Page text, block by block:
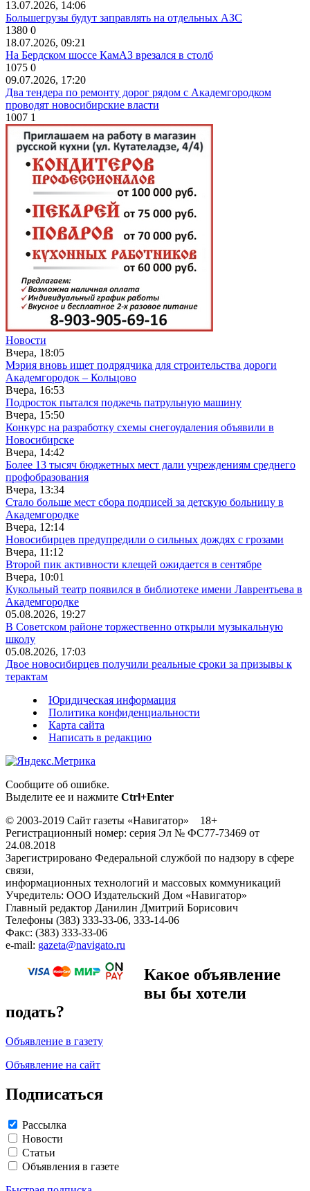
13.07.2026, 14:06
Большегрузы будут заправлять на отдельных АЗС
1380 0
18.07.2026, 09:21
На Бердском шоссе КамАЗ врезался в столб
1075 0
09.07.2026, 17:20
Два тендера по ремонту дорог рядом с Академгородком
проводят новосибирские власти
1007 1
Новости
Вчера, 18:05
Мэрия вновь ищет подрядчика для строительства дороги
Академгородок – Кольцово
Вчера, 16:53
Подросток пытался поджечь патрульную машину
Вчера, 15:50
Конкурс на разработку схемы снегоудаления объявили в
Новосибирске
Вчера, 14:42
Более 13 тысяч бюджетных мест дали учреждениям среднего
профобразования
Вчера, 13:34
Стало больше мест сбора подписей за детскую больницу в
Академгородке
Вчера, 12:14
Новосибирцев предупредили о сильных дождях с грозами
Вчера, 11:12
Второй пик активности клещей ожидается в сентябре
Вчера, 10:01
Кукольный театр появился в библиотеке имени Лаврентьева в
Академгородке
05.08.2026, 19:27
В Советском районе торжественно открыли музыкальную
школу
05.08.2026, 17:03
Двое новосибирцев получили реальные сроки за призывы к
терактам
Юридическая информация
Политика конфиденциальности
Карта сайта
Написать в редакцию
Сообщите об ошибке.
Выделите ее и нажмите Ctrl+Enter
© 2003-2019 Сайт газеты «Навигатор» 18+
Регистрационный номер: серия Эл № ФС77-73469 от
24.08.2018
Зарегистрировано Федеральной службой по надзору в сфере
связи,
информационных технологий и массовых коммуникаций
Учредитель: ООО Издательский Дом «Навигатор»
Главный редактор Данилин Дмитрий Борисович
Телефоны (383) 333-33-06, 333-14-06
Факс: (383) 333-33-06
e-mail: gazeta@navigato.ru
Какое объявление
вы бы хотели
подать?
Объявление в газету
Объявление на сайт
Подписаться
Рассылка
Новости
Статьи
Объявления в газете